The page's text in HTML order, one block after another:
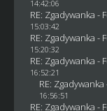
14:42:06
RE: Zgadywanka -
15:03:42
RE: Zgadywanka -
15:20:32
RE: Zgadywanka -
16:52:21
RE:
16:56:51
RE: Zgadywanka -